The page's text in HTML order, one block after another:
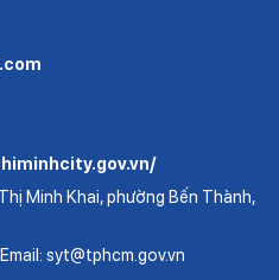
Minh Khai, phường Bến Thành,
syt@tphcm.gov.vn